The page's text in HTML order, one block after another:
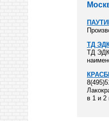
ТД
ТД
в 1 и 2